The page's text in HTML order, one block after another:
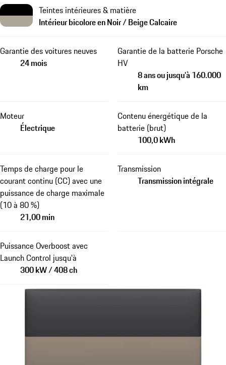
Teintes intérieures & matière
Intérieur bicolore en Noir / Beige Calcaire
Garantie des voitures neuves
24 mois
Garantie de la batterie Porsche
HV
8 ans ou jusqu'à 160.000
km
Moteur
Électrique
Contenu énergétique de la
batterie (brut)
100,0 kWh
Temps de charge pour le
courant continu (CC) avec une
puissance de charge maximale
(10 à 80 %)
21,00 min
Transmission
Transmission intégrale
Puissance Overboost avec
Launch Control jusqu'à
300 kW / 408 ch